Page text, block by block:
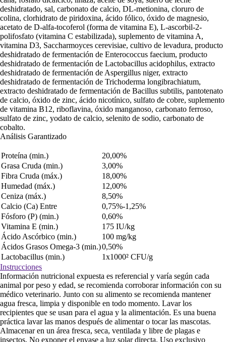
deshidratado, sal, carbonato de calcio, DL-metionina, cloruro de
colina, clorhidrato de piridoxina, ácido fólico, óxido de magnesio,
acetato de D-alfa-tocoferol (forma de vitamina E), L-ascorbil-2-
polifosfato (vitamina C estabilizada), suplemento de vitamina A,
vitamina D3, Saccharmoyces cerevisiae, cultivo de levadura, producto
deshidratado de fermentación de Enterococcus faecium, producto
deshidratado de fermentación de Lactobacillus acidophilus, extracto
deshidratado de fermentación de Aspergillus niger, extracto
deshidratado de fermentación de Trichoderma longibrachiatum,
extracto deshidratado de fermentación de Bacillus subtilis, pantotenato
de calcio, óxido de zinc, ácido nicotínico, sulfato de cobre, suplemento
de vitamina B12, riboflavina, óxido manganoso, carbonato ferroso,
sulfato de zinc, yodato de calcio, selenito de sodio, carbonato de
cobalto.
Análisis Garantizado
Proteína (min.)
20,00%
Grasa Cruda (min.)
3,00%
Fibra Cruda (máx.)
18,00%
Humedad (máx.)
12,00%
Ceniza (máx.)
8,50%
Calcio (Ca) Entre
0,75%-1,25%
Fósforo (P) (min.)
0,60%
Vitamina E (min.)
175 IU/kg
Ácido Ascórbico (min.)
100 mg/kg
Ácidos Grasos Omega-3 (min.)0,50%
Lactobacillus (min.)
1x1000² CFU/g
Instrucciones
Información nutricional expuesta es referencial y varía según cada
animal por peso y edad, se recomienda corroborar información con su
médico veterinario. Junto con su alimento se recomienda mantener
agua fresca, limpia y disponible en todo momento. Lavar los
recipientes que se usan para el agua y la alimentación. Es una buena
práctica lavar las manos después de alimentar o tocar las mascotas.
Almacenar en un área fresca, seca, ventilada y libre de plagas e
insectos. No exponer el envase a luz solar directa. Uso exclusivo